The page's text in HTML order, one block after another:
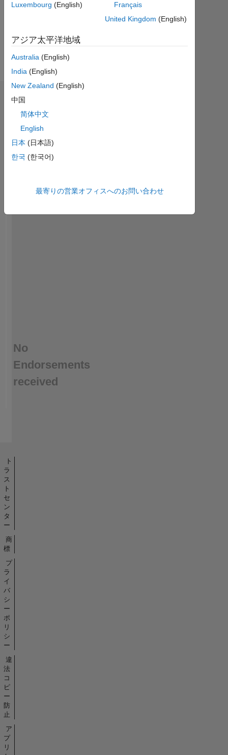
メ
Curious
learner.
エンドースメント
login
to
endorse
No
Endorsements
received
Luxembourg (English)
Français
United Kingdom (English)
アジア太平洋地域
Australia (English)
India (English)
New Zealand (English)
中国
简体中文
English
日本 (日本語)
한국 (한국어)
最寄りの営業オフィスへのお問い合わせ
ト
ラ
ス
ト
セ
ン
タ
ー
商
標
プ
ラ
イ
バ
シ
ー
ポ
リ
シ
ー
違
法
コ
ピ
ー
防
止
ア
プ
リ